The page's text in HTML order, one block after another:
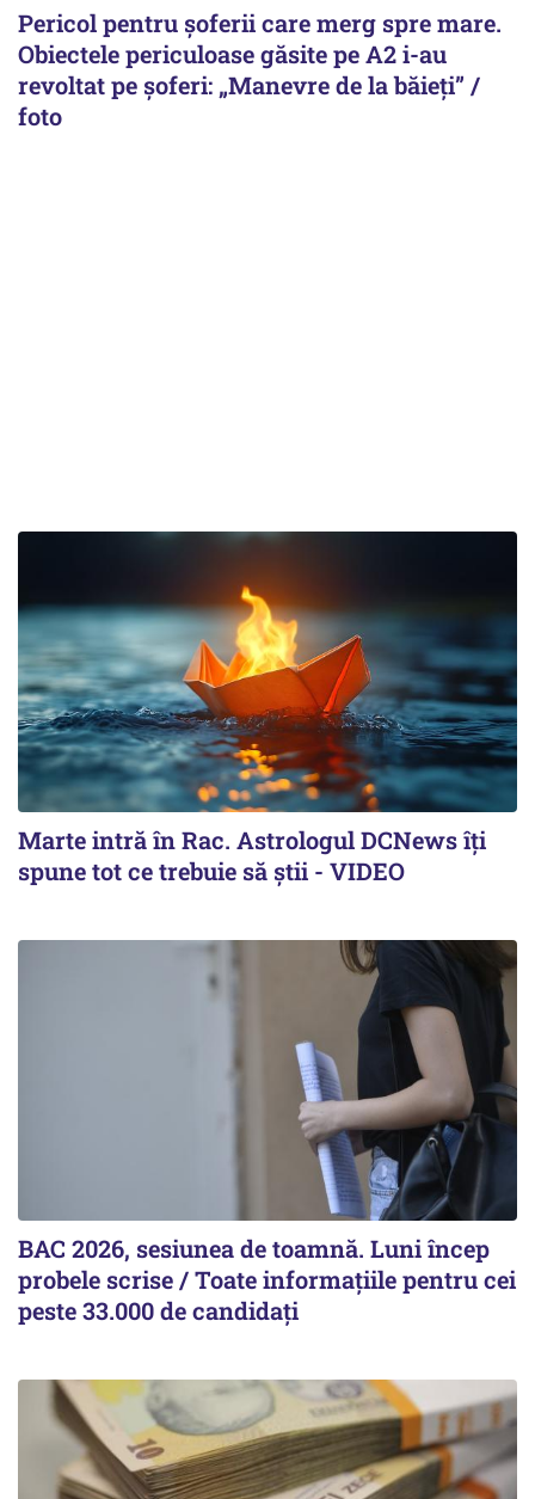
Pericol pentru șoferii care merg spre mare.
Obiectele periculoase găsite pe A2 i-au
revoltat pe șoferi: „Manevre de la băieți” /
foto
Marte intră în Rac. Astrologul DCNews îți
spune tot ce trebuie să știi - VIDEO
BAC 2026, sesiunea de toamnă. Luni încep
probele scrise / Toate informațiile pentru cei
peste 33.000 de candidați